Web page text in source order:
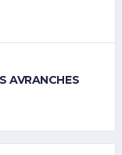
AVRANCHES